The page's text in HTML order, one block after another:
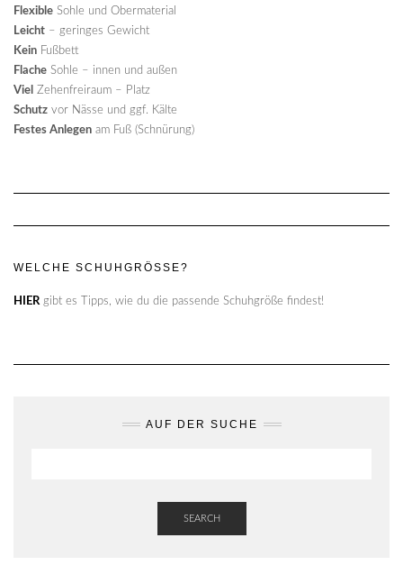
Flexible Sohle und Obermaterial
Leicht – geringes Gewicht
Kein Fußbett
Flache Sohle – innen und außen
Viel Zehenfreiraum – Platz
Schutz vor Nässe und ggf. Kälte
Festes Anlegen am Fuß (Schnürung)
WELCHE SCHUHGRÖSSE?
HIERgibt es Tipps, wie du die passende Schuhgröße findest!
AUF DER SUCHE
SEARCH